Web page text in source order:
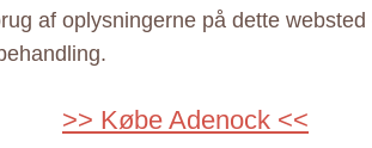
af oplysningerne på dette
>> Købe Adenock <<